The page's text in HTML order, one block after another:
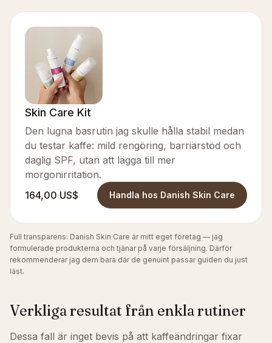
Skin Care Kit
Den lugna basrutin jag skulle hålla stabil medan
du testar kaffe: mild rengöring, barriärstöd och
daglig SPF, utan att lägga till mer
morgonirritation.
164,00 US$
Handla hos Danish Skin Care
Full transparens: Danish Skin Care är mitt eget företag — jag
formulerade produkterna och tjänar på varje försäljning. Därför
rekommenderar jag dem bara där de genuint passar guiden du just
läst.
Verkliga resultat från enkla rutiner
Dessa fall är inget bevis på att kaffeändringar fixar